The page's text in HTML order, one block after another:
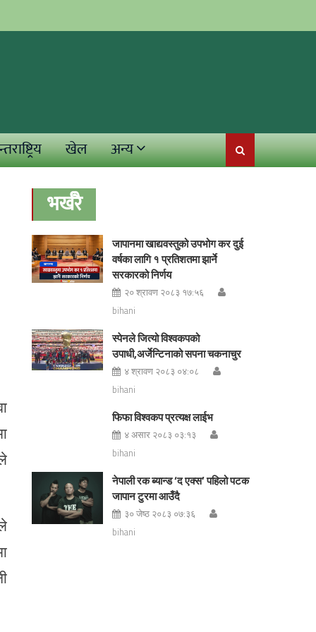
खेल अन्य
भर्खरै
जापानमा खाद्यवस्तुको उपभोग कर दुई
वर्षका लागि १ प्रतिशतमा झार्ने
सरकारको निर्णय
२० श्रावण २०८३ १७:५६
bihani
स्पेनले जित्यो विश्वकपको
उपाधी,अर्जेन्टिनाको सपना चकनाचुर
४ श्रावण २०८३ ०४:०८
bihani
फिफा विश्वकप प्रत्यक्ष लाईभ
४ असार २०८३ ०३:१३
bihani
नेपाली रक ब्यान्ड ‘द एक्स’ पहिलो पटक
जापान टुरमा आउँदै
३० जेष्ठ २०८३ ०७:३६
bihani